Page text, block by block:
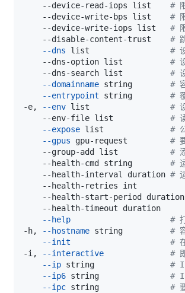
    --device-read-iops list
#
    --device-write-bps list
#
    --device-write-iops list
#
    --disable-content-trust
#
--dns list #
    --dns-option list
#
    --dns-search list
#
--domainname string #
--entrypoint string #
-e,
--env list #
    --env-file list
#
--expose list #
--gpus gpu-request #
    --group-add list
#
    --health-cmd string
#
    --health-interval duration
#
    --health-retries int
    --health-start-period duration
    --health-timeout duration
--help
#
-h,
--hostname string #
--init
#
-i,
--interactive
#
--ip string #
--ip6 string #
--ipc string #